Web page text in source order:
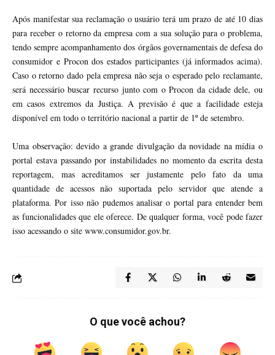
Após manifestar sua reclamação o usuário terá um prazo de até 10 dias
para receber o retorno da empresa com a sua solução para o problema,
tendo sempre acompanhamento dos órgãos governamentais de defesa do
consumidor e Procon dos estados participantes (já informados acima).
Caso o retorno dado pela empresa não seja o esperado pelo reclamante,
será necessário buscar recurso junto com o Procon da cidade dele, ou
em casos extremos da Justiça. A previsão é que a facilidade esteja
disponível em todo o território nacional a partir de 1º de setembro.
Uma observação: devido a grande divulgação da novidade na mídia o
portal estava passando por instabilidades no momento da escrita desta
reportagem, mas acreditamos ser justamente pelo fato da uma
quantidade de acessos não suportada pelo servidor que atende a
plataforma. Por isso não pudemos analisar o portal para entender bem
as funcionalidades que ele oferece. De qualquer forma, você pode fazer
isso acessando o site www.consumidor.gov.br.
O que você achou?